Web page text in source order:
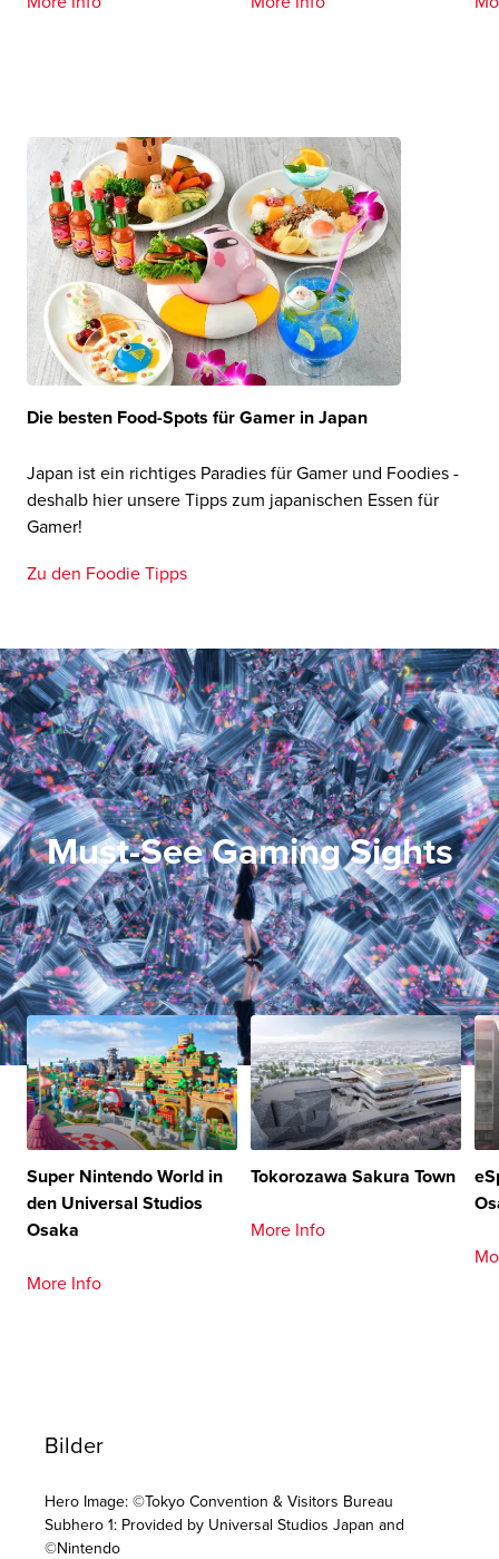
Die besten Food-Spots für Gamer in Japan
Japan ist ein richtiges Paradies für Gamer und Foodies -
deshalb hier unsere Tipps zum japanischen Essen für
Gamer!
Zu den Foodie Tipps
Must-See Gaming Sights
Super Nintendo World in
den Universal Studios
Osaka
More Info
Tokorozawa Sakura Town
More Info
Bilder
Hero Image: ©Tokyo Convention & Visitors Bureau
Subhero 1: Provided by Universal Studios Japan and
©Nintendo